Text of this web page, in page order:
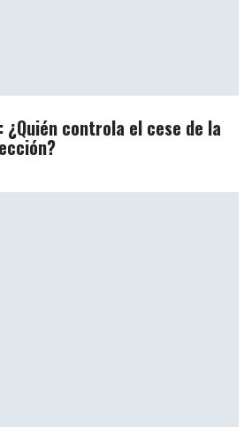
controla el cese de la